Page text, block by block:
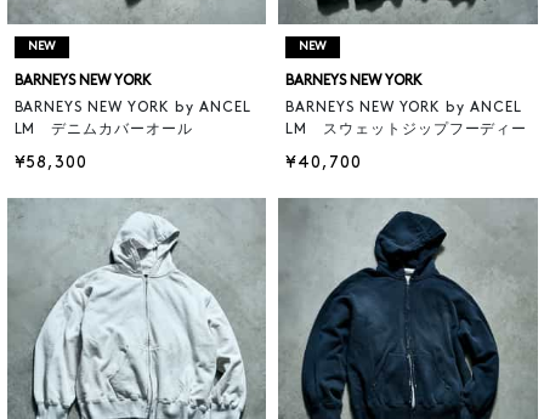
NEW
BARNEYS NEW YORK
BARNEYS NEW YORK by ANCEL
LM デニムカバーオール
¥58,300
NEW
BARNEYS NEW YORK
BARNEYS NEW YORK by ANCEL
LM スウェットジップフーディー
¥40,700